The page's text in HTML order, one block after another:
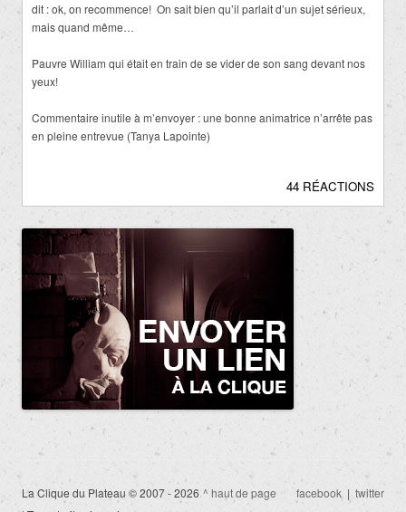
dit : ok, on recommence! On sait bien qu’il parlait d’un sujet sérieux,
mais quand même…
Pauvre William qui était en train de se vider de son sang devant nos
yeux!
Commentaire inutile à m’envoyer : une bonne animatrice n’arrête pas
en pleine entrevue (Tanya Lapointe)
44 RÉACTIONS
La Clique du Plateau © 2007 - 2026 ^ haut de page facebook | twitter